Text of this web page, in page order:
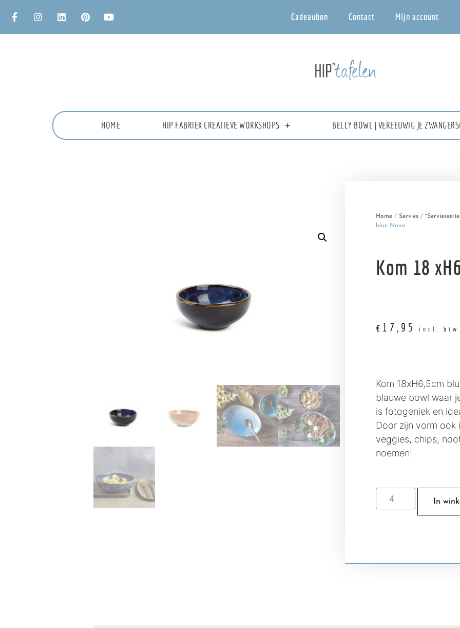
Cadeaubon Contact Mijn account
HOME HIP FABRIEK CREATIEVE WORKSHOPS BELLY BOWL | VEREEUWIG JE
Home / Servies /
blue Nova
Kom 18
€ 17,95 incl. btw
Kom 18xH6,5cm
blauwe bowl waar
is fotogeniek en
Door zijn vorm ook
veggies, chips,
noemen!
In